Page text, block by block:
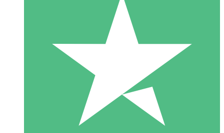
Packs de Crédits Individuels
Payez à l'utilisation avec des crédits de téléchargement. Sans
1 Téléchargement
10 00